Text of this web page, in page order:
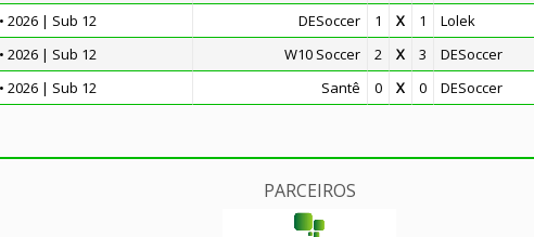
2026 | Sub 12 DESoccer 1 X 1 Lolek
2026 | Sub 12 W10 Soccer 2 X 3 DESoccer
2026 | Sub 12 Santê 0 X 0 DESoccer
PARCEIROS